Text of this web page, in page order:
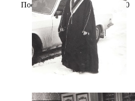
Посетителей в онлайн:
20